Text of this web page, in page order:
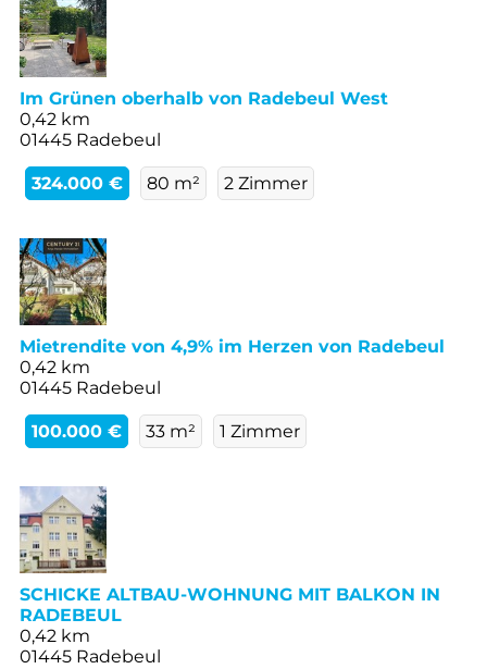
Im Grünen oberhalb von Radebeul West
0,42 km
01445 Radebeul
324.000 € 80 m² 2 Zimmer
Mietrendite von 4,9% im Herzen von Radebeul
0,42 km
01445 Radebeul
100.000 € 33 m² 1 Zimmer
SCHICKE ALTBAU-WOHNUNG MIT BALKON IN
RADEBEUL
0,42 km
01445 Radebeul